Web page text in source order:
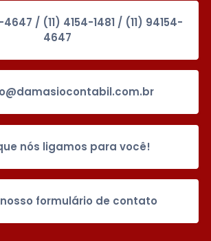
4647 / (11) 4154-1481 / (11) 94154-
4647
nós ligamos para você!
formulário de contato